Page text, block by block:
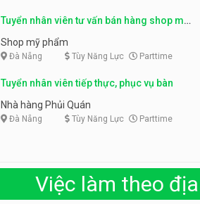
Tuyển nhân viên tư vấn bán hàng shop mỹ
phẩm
Shop mỹ phẩm
Đà Nẵng Tùy Năng Lực Parttime
Tuyển nhân viên tiếp thực, phục vụ bàn
Nhà hàng Phủi Quán
Đà Nẵng Tùy Năng Lực Parttime
Việc làm theo